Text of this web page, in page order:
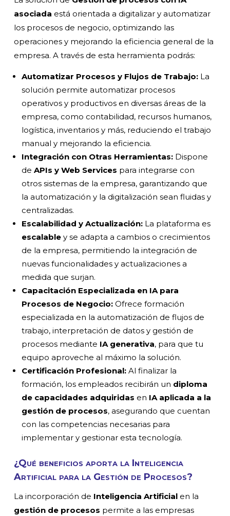
asociada está orientada a digitalizar y automatizar
los procesos de negocio, optimizando las
operaciones y mejorando la eficiencia general de la
empresa. A través de esta herramienta podrás:
Automatizar Procesos y Flujos de Trabajo: La
solución permite automatizar procesos
operativos y productivos en diversas áreas de la
empresa, como contabilidad, recursos humanos,
logística, inventarios y más, reduciendo el trabajo
manual y mejorando la eficiencia.
Integración con Otras Herramientas: Dispone
deAPIs y Web Services para integrarse con
otros sistemas de la empresa, garantizando que
la automatización y la digitalización sean fluidas y
centralizadas.
Escalabilidad y Actualización: La plataforma es
escalable y se adapta a cambios o crecimientos
de la empresa, permitiendo la integración de
nuevas funcionalidades y actualizaciones a
medida que surjan.
Capacitación Especializada en IA para
Procesos de Negocio: Ofrece formación
especializada en la automatización de flujos de
trabajo, interpretación de datos y gestión de
procesos mediante IA generativa, para que tu
equipo aproveche al máximo la solución.
Certificación Profesional: Al finalizar la
formación, los empleados recibirán un diploma
de capacidades adquiridas en IA aplicada a la
gestión de procesos, asegurando que cuentan
con las competencias necesarias para
implementar y gestionar esta tecnología.
¿Qué beneficios aporta la Inteligencia
Artificial para la Gestión de Procesos?
La incorporación de Inteligencia Artificial en la
gestión de procesos permite a las empresas